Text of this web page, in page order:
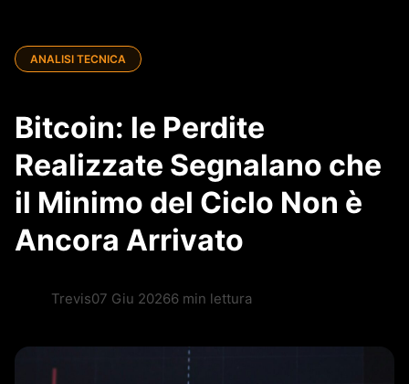
ANALISI TECNICA
Bitcoin: le Perdite
Realizzate Segnalano che
il Minimo del Ciclo Non è
Ancora Arrivato
Trevis07 Giu 20266 min lettura